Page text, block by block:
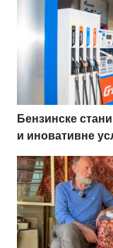
Бензинске
и иновативне